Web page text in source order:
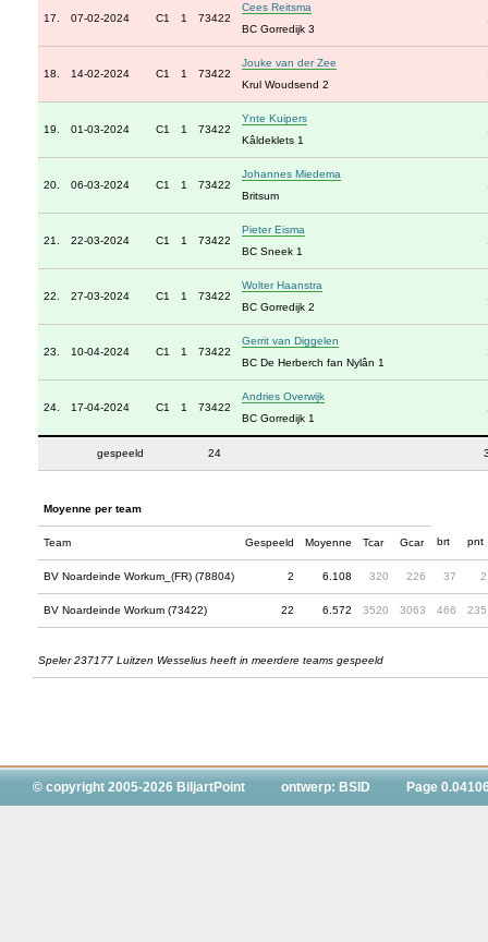
17. 07-02-2024 C1 1 73422
Cees Reitsma
BC Gorredijk 3
18. 14-02-2024 C1 1 73422
Jouke van der Zee
Krul Woudsend 2
19. 01-03-2024 C1 1 73422
Ynte Kuipers
Kâldeklets 1
20. 06-03-2024 C1 1 73422
Johannes Miedema
Britsum
21. 22-03-2024 C1 1 73422
Pieter Eisma
BC Sneek 1
22. 27-03-2024 C1 1 73422
Wolter Haanstra
BC Gorredijk 2
23. 10-04-2024 C1 1 73422
Gerrit van Diggelen
BC De Herberch fan Nylân 1
24. 17-04-2024 C1 1 73422
Andries Overwijk
BC Gorredijk 1
gespeeld 24
Moyenne per team
Team Gespeeld Moyenne Tcar Gcar brt pnt
BV Noardeinde Workum_(FR) (78804) 2 6.108 320 226 37 2
BV Noardeinde Workum (73422) 22 6.572 3520 3063 466 235
Speler 237177 Luitzen Wesselius heeft in meerdere teams gespeeld
© copyright 2005-2026 BiljartPoint ontwerp: BSID Page